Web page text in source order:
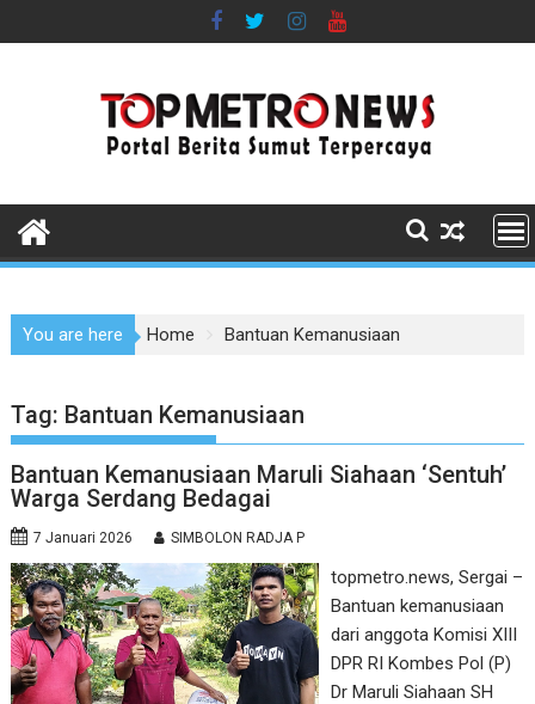
to
You are here Home Bantuan Kemanusiaan
Tag: Bantuan Kemanusiaan
Bantuan Kemanusiaan Maruli Siahaan ‘Sentuh’
Warga Serdang Bedagai
7 Januari 2026 SIMBOLON RADJA P
topmetro.news, Sergai –
Bantuan kemanusiaan
dari anggota Komisi XIII
DPR RI Kombes Pol (P)
Dr Maruli Siahaan SH